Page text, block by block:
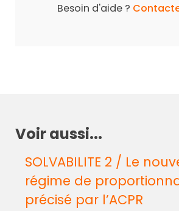
Besoin d'aide ?
Voir aussi...
SOLVABILITE 2 / Le
régime de
précisé par l’ACPR